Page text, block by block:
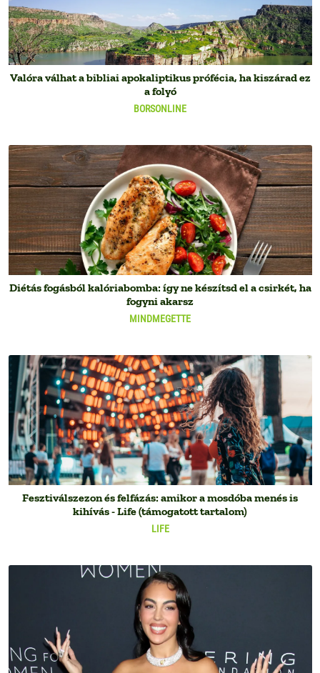
BORSONLINE
Valóra válhat a bibliai apokaliptikus prófécia, ha kiszárad ez
a folyó
MINDMEGETTE
Diétás fogásból kalóriabomba: így ne készítsd el a csirkét, ha
fogyni akarsz
LIFE
Fesztiválszezon és felfázás: amikor a mosdóba menés is
kihívás - Life (támogatott tartalom)